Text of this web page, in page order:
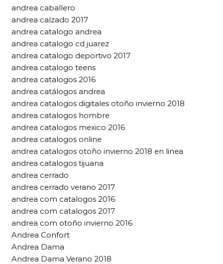
andrea caballero
andrea calzado 2017
andrea catalogo andrea
andrea catalogo cd juarez
andrea catalogo deportivo 2017
andrea catalogo teens
andrea catalogos 2016
andrea catálogos andrea
andrea catalogos digitales otoño invierno 2018
andrea catalogos hombre
andrea catalogos mexico 2016
andrea catalogos online
andrea catalogos otoño invierno 2018 en linea
andrea catalogos tijuana
andrea cerrado
andrea cerrado verano 2017
andrea com catalogos 2016
andrea com catalogos 2017
andrea com otoño invierno 2016
Andrea Confort
Andrea Dama
Andrea Dama Verano 2018